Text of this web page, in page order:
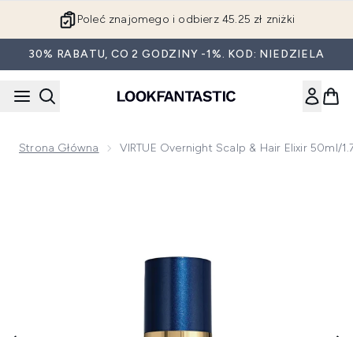
Poleć znajomego i odbierz 45.25 zł zniżki
30% RABATU, CO 2 GODZINY -1%. KOD: NIEDZIELA
Strona Główna VIRTUE Overnight Scalp & Hair Elixir 50ml/